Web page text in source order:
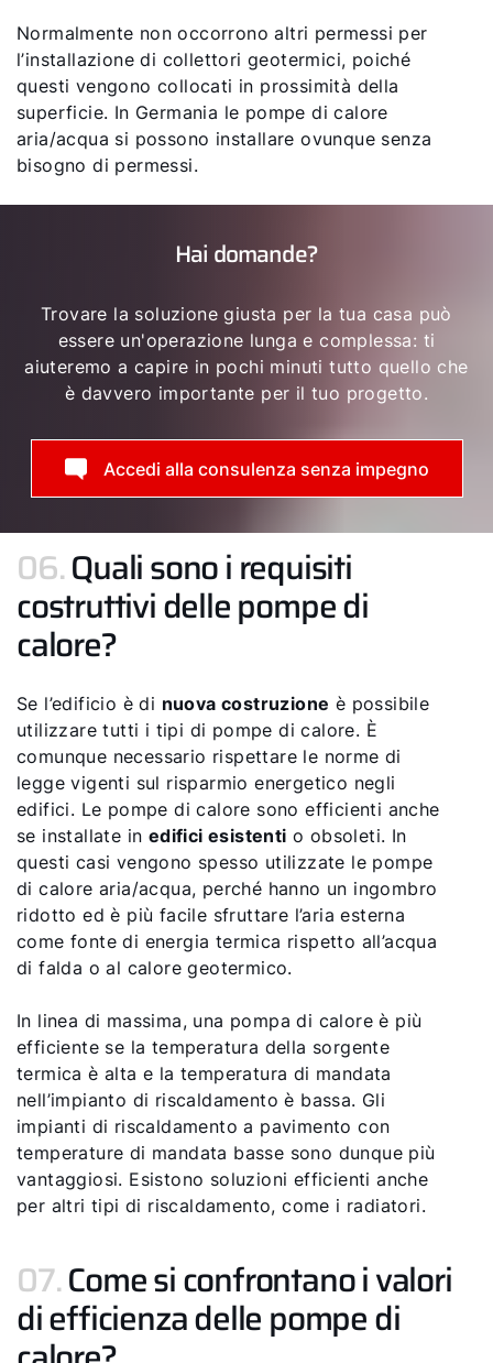
Normalmente non occorrono altri permessi per
l’installazione di collettori geotermici, poiché
questi vengono collocati in prossimità della
superficie. In Germania le pompe di calore
aria/acqua si possono installare ovunque senza
bisogno di permessi.
Hai domande?
Trovare la soluzione giusta per la tua casa può
essere un'operazione lunga e complessa: ti
aiuteremo a capire in pochi minuti tutto quello che
è davvero importante per il tuo progetto.
Accedi alla consulenza senza impegno
06.Quali sono i requisiti
costruttivi delle pompe di
calore?
Se l’edificio è di nuova costruzione è possibile
utilizzare tutti i tipi di pompe di calore. È
comunque necessario rispettare le norme di
legge vigenti sul risparmio energetico negli
edifici. Le pompe di calore sono efficienti anche
se installate in edifici esistenti o obsoleti. In
questi casi vengono spesso utilizzate le pompe
di calore aria/acqua, perché hanno un ingombro
ridotto ed è più facile sfruttare l’aria esterna
come fonte di energia termica rispetto all’acqua
di falda o al calore geotermico.
In linea di massima, una pompa di calore è più
efficiente se la temperatura della sorgente
termica è alta e la temperatura di mandata
nell’impianto di riscaldamento è bassa. Gli
impianti di riscaldamento a pavimento con
temperature di mandata basse sono dunque più
vantaggiosi. Esistono soluzioni efficienti anche
per altri tipi di riscaldamento, come i radiatori.
07.Come si confrontano i valori
di efficienza delle pompe di